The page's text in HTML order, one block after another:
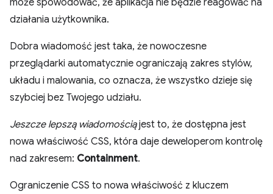
działania użytkownika.
Dobra wiadomość jest taka, że nowoczesne
przeglądarki automatycznie ograniczają zakres stylów,
układu i malowania, co oznacza, że wszystko dzieje się
szybciej bez Twojego udziału.
Jeszcze lepszą wiadomościąjest to, że dostępna jest
nowa właściwość CSS, która daje deweloperom kontrolę
nad zakresem: Containment.
Ograniczenie CSS to nowa właściwość z kluczem